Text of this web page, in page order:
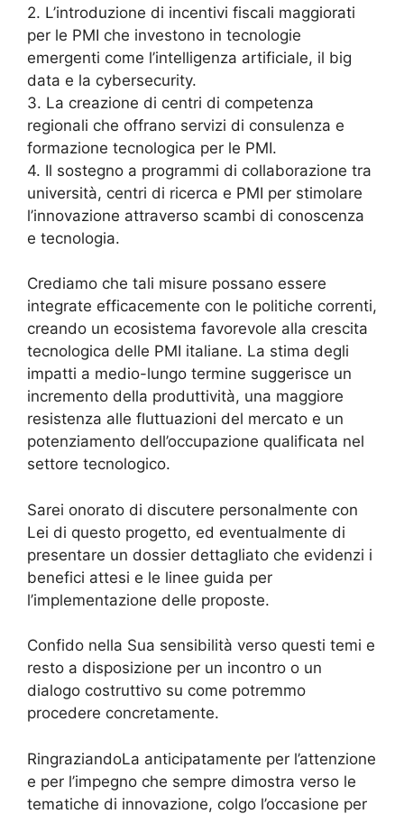
2. L’introduzione di incentivi fiscali maggiorati
per le PMI che investono in tecnologie
emergenti come l’intelligenza artificiale, il big
data e la cybersecurity.
3. La creazione di centri di competenza
regionali che offrano servizi di consulenza e
formazione tecnologica per le PMI.
4. Il sostegno a programmi di collaborazione tra
università, centri di ricerca e PMI per stimolare
l’innovazione attraverso scambi di conoscenza
e tecnologia.
Crediamo che tali misure possano essere
integrate efficacemente con le politiche correnti,
creando un ecosistema favorevole alla crescita
tecnologica delle PMI italiane. La stima degli
impatti a medio-lungo termine suggerisce un
incremento della produttività, una maggiore
resistenza alle fluttuazioni del mercato e un
potenziamento dell’occupazione qualificata nel
settore tecnologico.
Sarei onorato di discutere personalmente con
Lei di questo progetto, ed eventualmente di
presentare un dossier dettagliato che evidenzi i
benefici attesi e le linee guida per
l’implementazione delle proposte.
Confido nella Sua sensibilità verso questi temi e
resto a disposizione per un incontro o un
dialogo costruttivo su come potremmo
procedere concretamente.
RingraziandoLa anticipatamente per l’attenzione
e per l’impegno che sempre dimostra verso le
tematiche di innovazione, colgo l’occasione per